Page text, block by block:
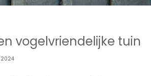
vogelvriendelijke tuin